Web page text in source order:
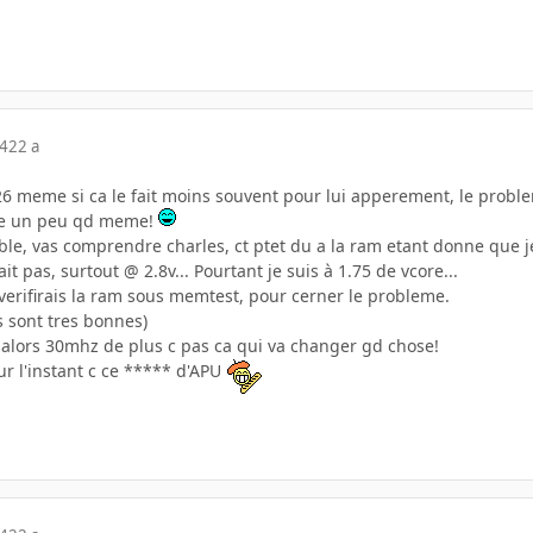
22 a
meme si ca le fait moins souvent pour lui apperement, le
un peu qd meme!
vas comprendre charles, ct ptet du a la ram etant donne que
pas, surtout @ 2.8v... Pourtant je suis à 1.75 de vcore...
la ram sous memtest, pour cerner le probleme.
sont tres bonnes)
30mhz de plus c pas ca qui va changer gd chose!
l'instant c ce ***** d'APU